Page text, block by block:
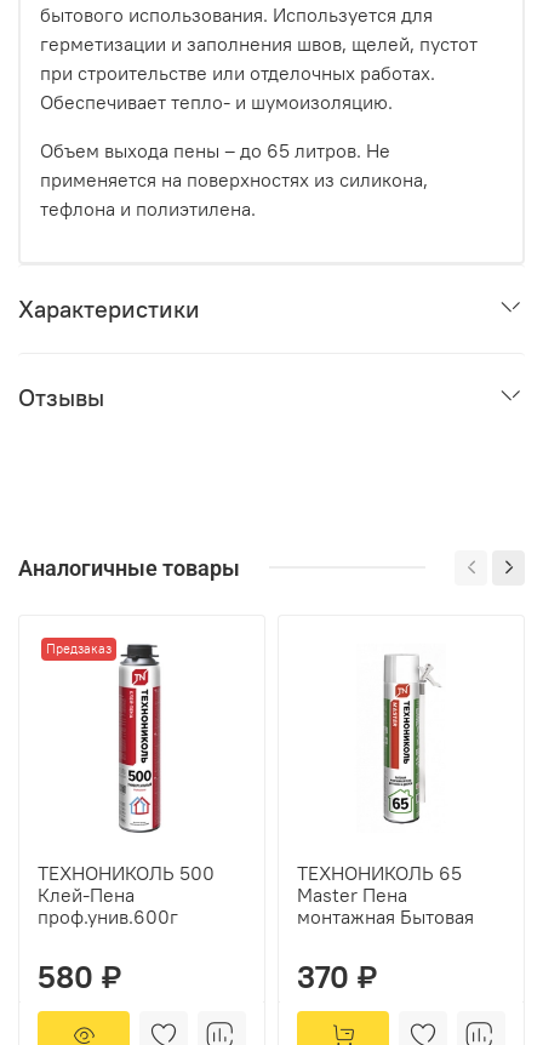
бытового использования. Используется для
герметизации и заполнения швов, щелей, пустот
при строительстве или отделочных работах.
Обеспечивает тепло- и шумоизоляцию.
Объем выхода пены – до 65 литров. Не
применяется на поверхностях из силикона,
тефлона и полиэтилена.
Характеристики
Отзывы
Аналогичные товары
Предзаказ
ТЕХНОНИКОЛЬ 500
Клей-Пена
проф.унив.600г
580 ₽
ТЕХНОНИКОЛЬ 65
Master Пена
монтажная Бытовая
370 ₽